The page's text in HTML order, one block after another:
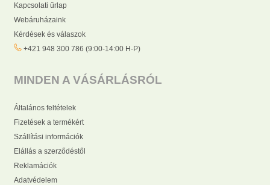
Kapcsolati űrlap
Webáruházaink
Kérdések és válaszok
+421 948 300 786 (9:00-14:00 H-P)
MINDEN A VÁSÁRLÁSRÓL
Általános feltételek
Fizetések a termékért
Szállítási információk
Elállás a szerződéstől
Reklamációk
Adatvédelem